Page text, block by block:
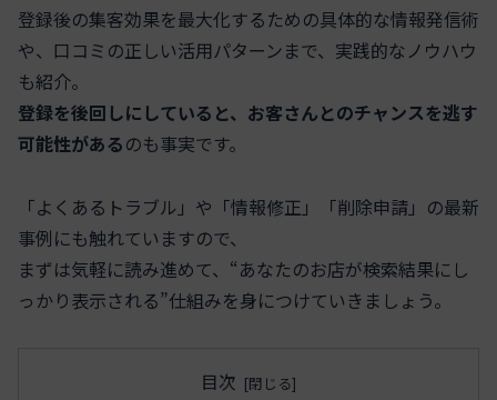
登録後の集客効果を最大化するための具体的な情報発信術
や、口コミの正しい活用パターンまで、実践的なノウハウ
も紹介。
登録を後回しにしていると、お客さんとのチャンスを逃す
可能性があるのも事実です。
「よくあるトラブル」や「情報修正」「削除申請」の最新
事例にも触れていますので、
まずは気軽に読み進めて、“あなたのお店が検索結果にし
っかり表示される”仕組みを身につけていきましょう。
目次